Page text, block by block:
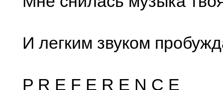
И легким звуком
P R E F E R E N C E